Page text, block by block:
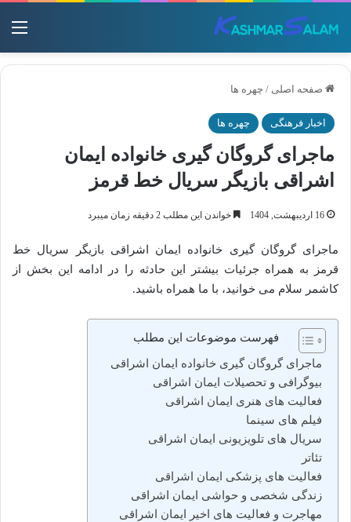
صفحه اصلی / چهره ها
اخبار فرهنگی چهره ها
ماجرای گروگان گیری خانواده ایمان
اشراقی بازیگر سریال خط قرمز
16 اردیبهشت, 1404 خواندن این مطلب 2 دقیقه زمان میبرد
ماجرای گروگان گیری خانواده ایمان اشراقی بازیگر سریال خط
قرمز به همراه جرئیات بیشتر این حادثه را در ادامه این بخش از
کاشمر سلام می خوانید، با ما همراه باشید.
فهرست موضوعات این مطلب
ماجرای گروگان گیری خانواده ایمان اشراقی
بیوگرافی و تحصیلات ایمان اشراقی
فعالیت‌ های هنری ایمان اشراقی
فیلم های سینما
سریال های تلویزیونی ایمان اشراقی
تئاتر
فعالیت‌ های پزشکی ایمان اشراقی
زندگی شخصی و حواشی ایمان اشراقی
مهاجرت و فعالیت‌ های اخیر ایمان اشراقی